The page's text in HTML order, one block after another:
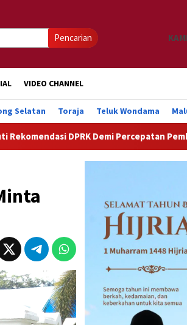
Pencarian
VIDEO CHANNEL
Selatan Toraja Teluk Wondama
Demi Percepatan Pembangunan Daerah